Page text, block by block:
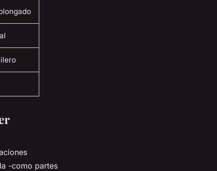
-como partes